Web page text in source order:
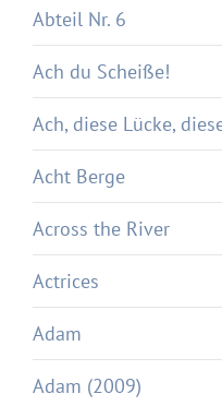
Abteil Nr. 6
Ach du Scheiße!
Ach, diese Lücke,
Acht Berge
Across the River
Actrices
Adam
Adam (2009)